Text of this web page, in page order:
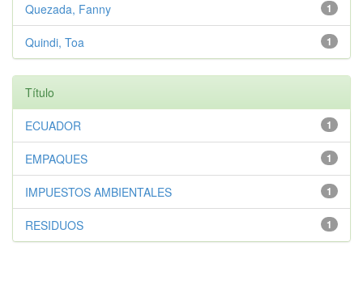
1
Quezada, Fanny
1
Quindi, Toa
Título
1
ECUADOR
1
EMPAQUES
1
IMPUESTOS AMBIENTALES
1
RESIDUOS